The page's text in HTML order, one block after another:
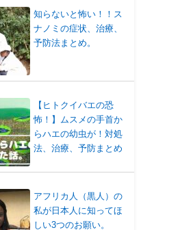
知らないと怖い！！ス
ナノミの症状、治療、
予防法まとめ。
【ヒトクイバエの恐
怖！】ムスメの手首か
らハエの幼虫が！対処
法、治療、予防まとめ
アフリカ人（黒人）の
私が日本人に知ってほ
しい3つのお願い。